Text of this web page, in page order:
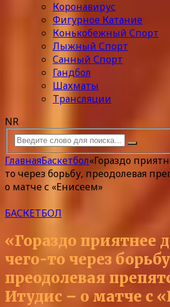
Коронавирус
Фигурное Катание
Конькобежный Спорт
Лыжный Спорт
Санный Спорт
Гандбол
Шахматы
Трансляции
NR
ГлавнаяБаскетбол«Гораздо
то через борьбу, преодолевая
о матче с «Енисеем»
БАСКЕТБОЛ
«Гораздо приятнее
чего-то через
преодолевая
Итудис – о матче с